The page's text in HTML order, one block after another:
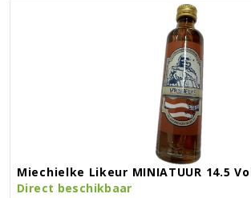
Miechielke Likeur MINIATUUR 14.5
Direct beschikbaar